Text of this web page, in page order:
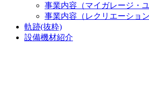
事業内容（マイガレージ・
事業内容（レクリエーション
軌跡(抜粋)
設備機材紹介